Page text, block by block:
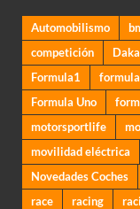
Automobilismo
competición
Formula1
Formula Uno
motorsportlife
movilidad eléctrica
Novedades Coches
race
racing